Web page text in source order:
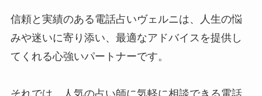
信頼と実績のある電話占いヴェルニは、人生の悩
みや迷いに寄り添い、最適なアドバイスを提供し
てくれる心強いパートナーです。
それでは、人気の占い師に気軽に相談できる電話